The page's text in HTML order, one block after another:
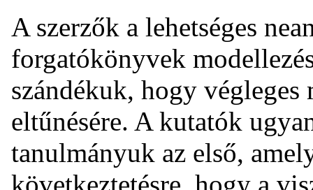
A szerzők a lehetséges
forgatókönyvek
szándékuk, hogy végleges
eltűnésére. A kutatók
tanulmányuk az első,
következtetésre, hogy a